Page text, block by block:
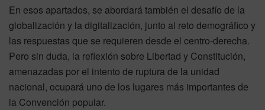
En esos apartados, se abordará también el desafío de la
globalización y la digitalización, junto al reto demográfico y
las respuestas que se requieren desde el centro-derecha.
Pero sin duda, la reflexión sobre Libertad y Constitución,
amenazadas por el intento de ruptura de la unidad
nacional, ocupará uno de los lugares más importantes de
la Convención popular.